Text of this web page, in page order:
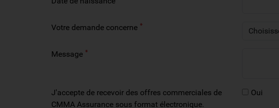
Votre demande concerne
Message
J'accepte de recevoir des offres commerciales de
CMMA Assurance sous format électronique.
Oui